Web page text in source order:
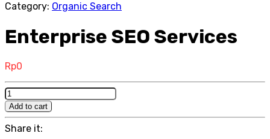
Category: Organic Search
Enterprise SEO Services
Rp0
Enterprise
SEO
Services
quantity
Add to cart
Share it: